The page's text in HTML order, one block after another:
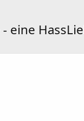
eine